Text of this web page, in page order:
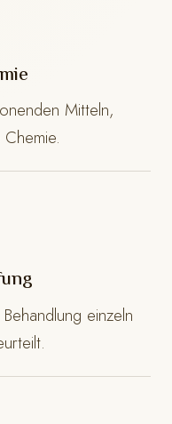
Mitteln,
einzeln